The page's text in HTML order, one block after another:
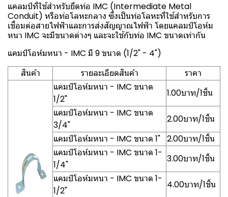
แคลมป์ที่ใช้สำหรับยึดท่อ IMC (Intermediate Metal
Conduit) หรือท่อโลหะกลาง ซึ่งเป็นท่อโลหะที่ใช้สำหรับการ
เชื่อมต่อสายไฟฟ้าและการส่งสัญญาณไฟฟ้า โดยแคลมป์โอห์ม
หนา IMC จะมีขนาดต่างๆ และจะใช้กับท่อ IMC ขนาดเท่ากัน
แคมป์โอห์มหนา - IMC มี 9 ขนาด (1/2" - 4")
สินค้า
รายละเอียดสินค้า
ราคา
แคมป์โอห์มหนา - IMC ขนาด
1/2"
1.00บาท/1ชิ้น
แคมป์โอห์มหนา - IMC ขนาด
3/4"
2.00บาท/1ชิ้น
แคมป์โอห์มหนา - IMC ขนาด 1" 2.00บาท/1ชิ้น
แคมป์โอห์มหนา - IMC ขนาด 1-
1/4"
3.00บาท/1ชิ้น
แคมป์โอห์มหนา - IMC ขนาด 1-
1/2"
4.00บาท/1ชิ้น